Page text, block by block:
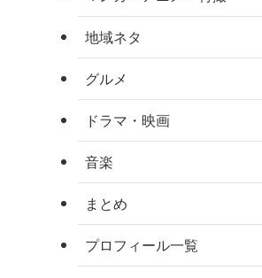
地域ネタ
グルメ
ドラマ・映画
音楽
まとめ
プロフィール一覧